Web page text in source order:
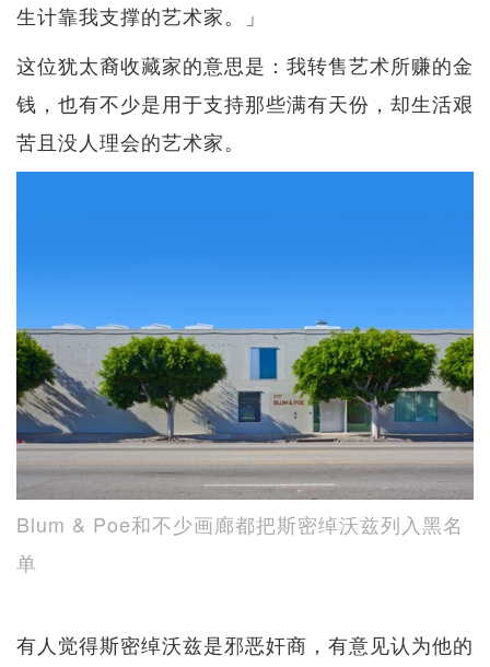
生计靠我支撑的艺术家。」
这位犹太裔收藏家的意思是：我转售艺术所赚的金
钱，也有不少是用于支持那些满有天份，却生活艰
苦且没人理会的艺术家。
Blum & Poe和不少画廊都把斯密绰沃兹列入黑名
单
有人觉得斯密绰沃兹是邪恶奸商，有意见认为他的